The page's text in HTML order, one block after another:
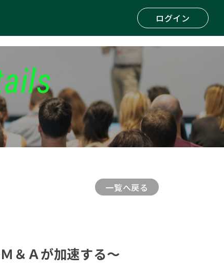
ログイン
一覧へ戻る
＆Ａが加速する～